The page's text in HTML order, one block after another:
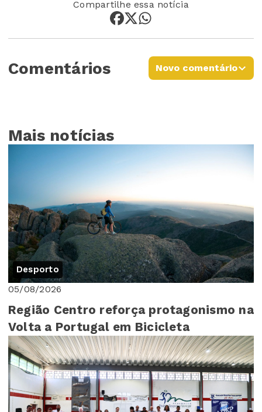
Compartilhe essa notícia
Comentários Novo comentário
Mais notícias
Desporto
05/08/2026
Região Centro reforça protagonismo na
Volta a Portugal em Bicicleta